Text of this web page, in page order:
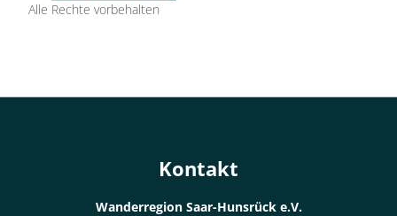
Alle Rechte vorbehalten
Kontakt
Wanderregion Saar-Hunsrück e.V.